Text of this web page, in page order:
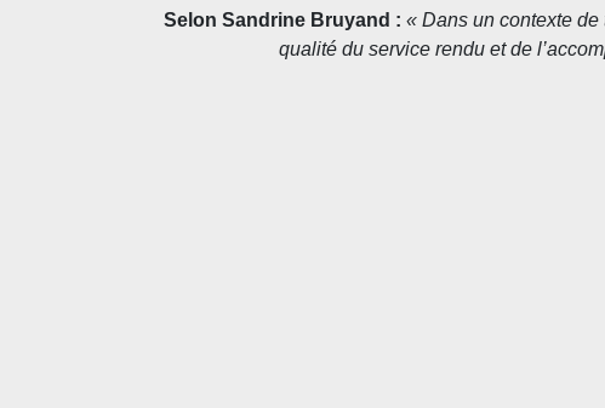
Selon Sandrine Bruyand : « Dans un contexte
qualité du service rendu et de